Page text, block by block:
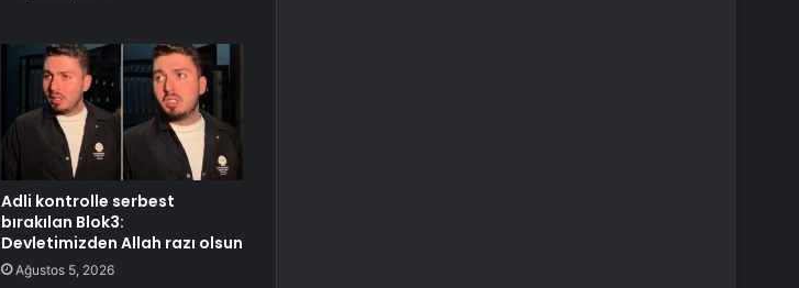
Adli kontrolle serbest
bırakılan Blok3:
Devletimizden Allah razı olsun
Ağustos 5, 2026